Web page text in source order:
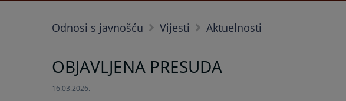
Odnosi s javnošću Vijesti Aktuelnosti
OBJAVLJENA PRESUDA
16.03.2026.